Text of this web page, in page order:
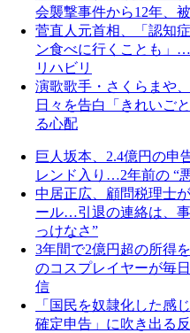
会襲撃事件から12年、
菅直人元首相、「認知
ン食べに行くことも」
リハビリ
演歌歌手・さくらまや
日々を告白「きれいご
る心配
巨人坂本、2.4億円の申
レンド入り…2年前の “
中居正広、顧問税理士
ール…引退の連絡は、
っけなさ”
3年間で2億円超の所得
のコスプレイヤーが毎
信
「国民を奴隷化した感
確定申告」に吹き出る